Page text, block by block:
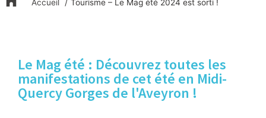
Accueil Tourisme – Le Mag été 2024 est sorti !
Le Mag été : Découvrez toutes les
manifestations de cet été en Midi-
Quercy Gorges de l'Aveyron !